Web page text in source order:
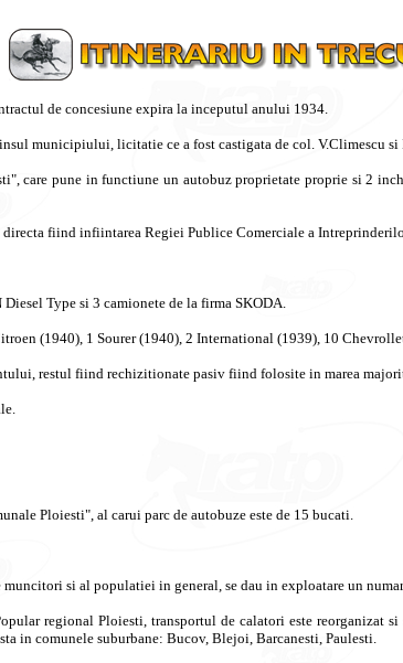
de concesiune expira la inceputul anului 1934.
municipiului, licitatie ce a fost castigata de col. V.Climescu si
", care puneinfunctiune un autobuz proprietate proprie si2
directa fiind infiintarea Regiei Publice Comerciale a
Diesel Type si 3 camionete de la firma SKODA.
(1940), 1 Sourer (1940), 2 International (1939), 10
, restul fiind rechizitionate pasiv fiind folosite in marea
.
Ploiesti", al carui parc de autobuze este de 15 bucati.
muncitori si al populatiei in general, se dau in exploatare un numar
regional Ploiesti,transportul decalatori este reorganizat si
in comunele suburbane: Bucov, Blejoi, Barcanesti, Paulesti.